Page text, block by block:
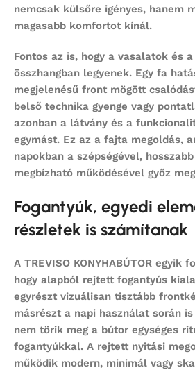
nemcsak külsőre igényes, hanem
magasabb komfortot kínál.
Fontos az is, hogy a vasalatok és
összhangban legyenek. Egy fa
megjelenésű front mögött
belső technika gyenge vagy
azonban a látvány és a
egymást. Ez az a fajta megoldás,
napokban a szépségével,
megbízható működésével győz
Fogantyúk, egyedi
részletek is számítanak
A TREVISO KONYHABÚTOR egyik
hogy alapból rejtett fogantyús
egyrészt vizuálisan tisztább
másrészt a napi használat során
nem törik meg a bútor egységes
fogantyúkkal. A rejtett nyitási
működik modern, minimál vagy